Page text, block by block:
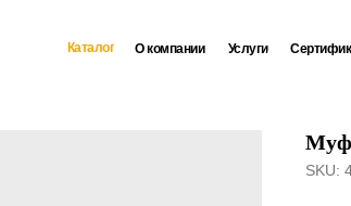
Услуги
О компании
Каталог
SKU: